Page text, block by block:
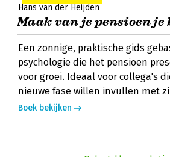
Hans van der Heijden
Maak van je pensioen je
Een zonnige, praktische gids
psychologie die het pensioen
voor groei. Ideaal voor collega's
nieuwe fase willen invullen met
Boek bekijken